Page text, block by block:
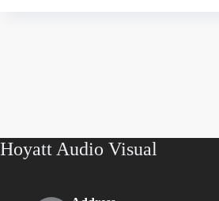
Hoyatt Audio Visual